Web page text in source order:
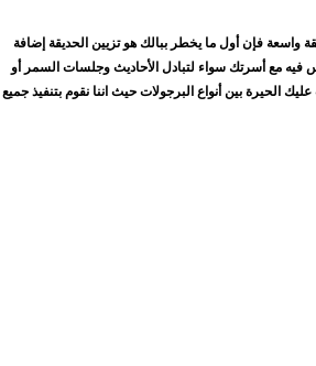
واسعة فإن أول ما يخطر ببالك هو تزيين الحديقة إضافة
فيه مع أسرتك سواء لتبادل الأحاديث وجلسات السمر أو
بين أنواع البرجولات حيث اننا نقوم بتنفيذ جميع